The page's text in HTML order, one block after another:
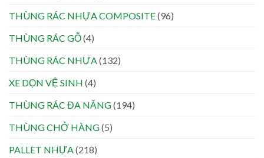
THÙNG RÁC NHỰA COMPOSITE(96)
THÙNG RÁC GỖ(4)
THÙNG RÁC NHỰA(132)
XE DỌN VỆ SINH (4)
THÙNG RÁC ĐA NĂNG(194)
THÙNG CHỞ HÀNG(5)
PALLET NHỰA(218)